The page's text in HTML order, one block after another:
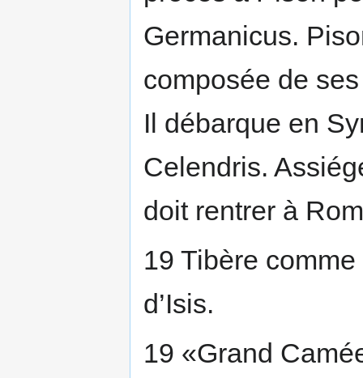
Germanicus.
composée de
Il débarque en
Celendris.
doit rentrer à
19 Tibère
d’Isis.
19 «Grand